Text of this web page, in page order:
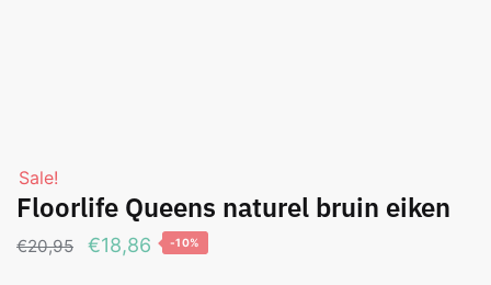
Sale!
Floorlife Queens naturel bruin eiken
€20,95
Oorspronkelijke
€18,86 Huidige
-10%